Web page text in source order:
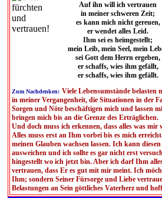
Auf ihn will ich vertrauen
in meiner schweren Zeit;
es kann mich nicht gereuen,
er wendet alles Leid.
Ihm sei es heimgestellt;
mein Leib, mein Seel, mein
sei Gott dem Herrn ergeben,
er schaffs, wies ihm gefällt,
er schaffs, wies ihm gefällt.
Zum Nachdenken: Viele Lebensumstände belasten
in meiner Vergangenheit, die Situationen in der
Sorgen und Nöte beschäftigen mich und lassen
bringen mich bis an die Grenze des Erträglichen.
Und doch muss ich erkennen, dass alles was
Alles muss erst an Ihm vorbei bis es mich
meinen Glauben wachsen lassen. Ich kann
ausweichen und ich sollte es gar nicht erst
hingestellt wo ich jetzt bin. Aber ich darf Ihm
vertrauen, dass Er es gut mit mir meint. Ich
Ihm; sondern Seiner Fürsorge und Liebe
Belastungen an Sein göttliches Vaterherz und